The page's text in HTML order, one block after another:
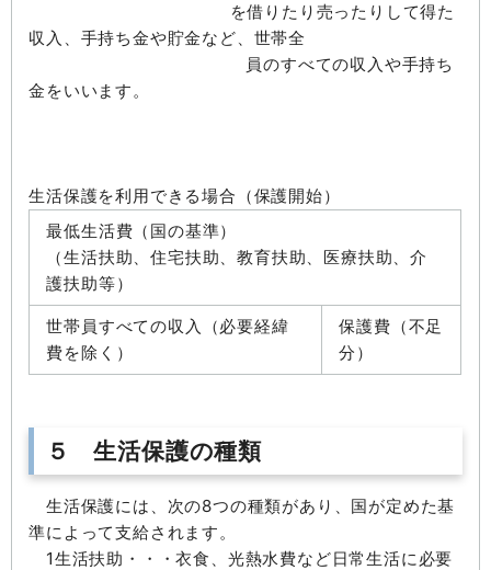
を借りたり売ったりして得た
収入、手持ち金や貯金など、世帯全
員のすべての収入や手持ち
金をいいます。
生活保護を利用できる場合（保護開始）
最低生活費（国の基準）
（生活扶助、住宅扶助、教育扶助、医療扶助、介
護扶助等）
世帯員すべての収入（必要経緯
費を除く）
保護費（不足
分）
５ 生活保護の種類
生活保護には、次の8つの種類があり、国が定めた基
準によって支給されます。
1生活扶助・・・衣食、光熱水費など日常生活に必要